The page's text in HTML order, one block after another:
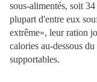
sous-alimentés, soit
plupart d'entre eux
extrême», leur ration
calories au-dessous
supportables.